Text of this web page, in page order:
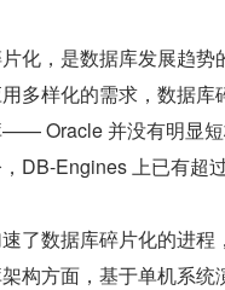
化，是数据库发展趋
多样化的需求，数据
Oracle 并没有明显
DB-Engines 上已有超
了数据库碎片化的进
构方面，基于单机系